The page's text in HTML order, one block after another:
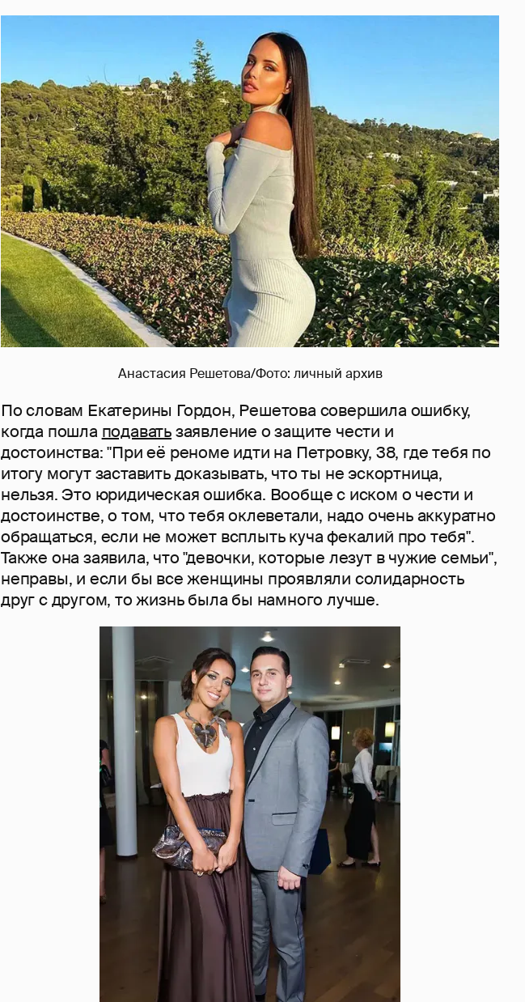
Анастасия Решетова/Фото: личный архив
По словам Екатерины Гордон, Решетова совершила ошибку,
когда пошла подаватьзаявление о защите чести и
достоинства: "При её реноме идти на Петровку, 38, где тебя по
итогу могут заставить доказывать, что ты не эскортница,
нельзя. Это юридическая ошибка. Вообще с иском о чести и
достоинстве, о том, что тебя оклеветали, надо очень аккуратно
обращаться, если не может всплыть куча фекалий про тебя".
Также она заявила, что "девочки, которые лезут в чужие семьи",
неправы, и если бы все женщины проявляли солидарность
друг с другом, то жизнь была бы намного лучше.